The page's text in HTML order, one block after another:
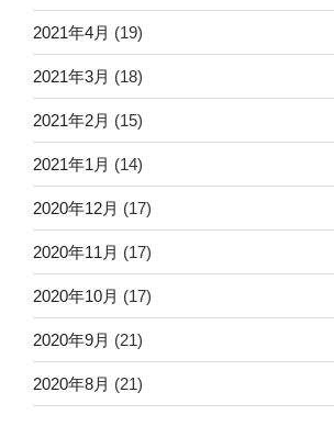
2021年4月 (19)
2021年3月 (18)
2021年2月 (15)
2021年1月 (14)
2020年12月 (17)
2020年11月 (17)
2020年10月 (17)
2020年9月 (21)
2020年8月 (21)